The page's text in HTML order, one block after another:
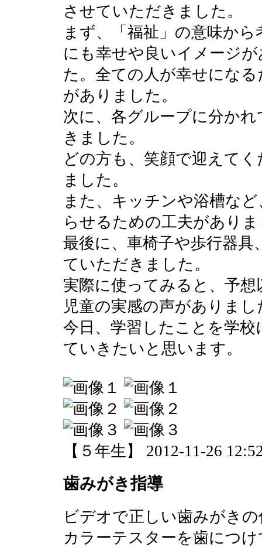
させていただきました。
まず、「福祉」の意味か
にも幸せや良いイメージ
た。全ての人が幸せにな
がありました。
次に、各グループに分か
きました。
どの方も、笑顔で迎えて
ました。
また、キッチンや浴槽な
らせるための工夫があり
最後に、車椅子や歩行器
ていただきました。
実際に使ってみると、予
児童の実感の声がありまし
今日、学習したことを学
ていきたいと思います。
【５年生】 2012-11-26
歯みがき指導
ビデオで正しい歯みがき
カラーテスターを歯につ